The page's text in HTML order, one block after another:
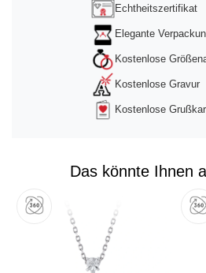
Echtheitszertifikat
Elegante
Kostenlose
Kostenlose Gravur
Kostenlose
Das könnte Ihnen